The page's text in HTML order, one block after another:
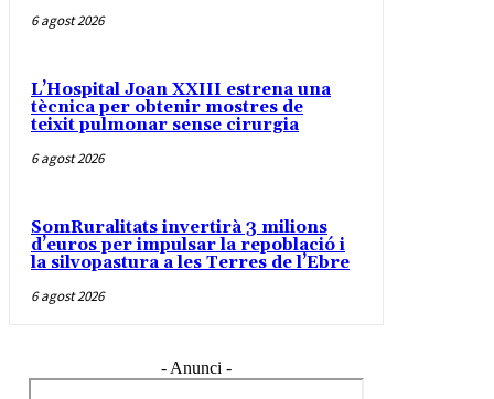
6 agost 2026
L’Hospital Joan XXIII estrena una
tècnica per obtenir mostres de
teixit pulmonar sense cirurgia
6 agost 2026
SomRuralitats invertirà 3 milions
d’euros per impulsar la repoblació i
la silvopastura a les Terres de l’Ebre
6 agost 2026
- Anunci -